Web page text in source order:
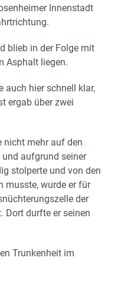
Innenstadt
blieb in der Folge mit
Asphalt liegen.
auch hier schnell klar,
ergab über zwei
nicht mehr auf den
aufgrund seiner
stolperte und von den
musste, wurde er für
der
Dort durfte er seinen
Trunkenheit im